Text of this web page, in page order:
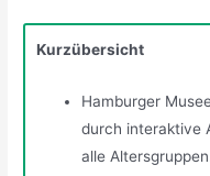
Kurzübersicht
Hamburger
durch interaktive
alle